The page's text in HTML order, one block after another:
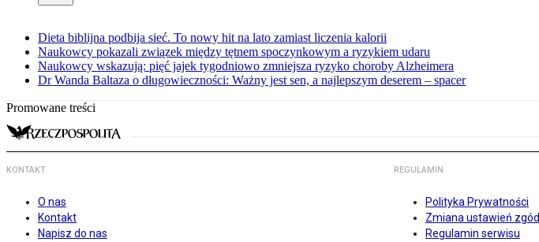
Dieta biblijna podbija sieć. To nowy hit na lato zamiast liczenia kalorii
Naukowcy pokazali związek między tętnem spoczynkowym a ryzykiem udaru
Naukowcy wskazują: pięć jajek tygodniowo zmniejsza ryzyko choroby Alzheimera
Dr Wanda Baltaza o długowieczności: Ważny jest sen, a najlepszym deserem – spacer
Promowane treści
KONTAKT
O nas
Kontakt
Napisz do nas
REGULAMIN
Polityka Prywatności
Zmiana ustawień zgód
Regulamin serwisu